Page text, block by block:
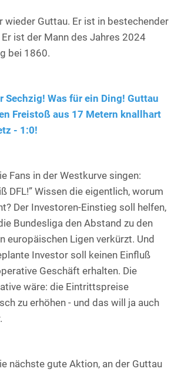
wieder Guttau. Er ist in bestechender
Er ist der Mann des Jahres 2024
bei 1860.
Sechzig! Was für ein Ding! Guttau
Freistoß aus 17 Metern knallhart
- 1:0!
Fans in der Westkurve singen:
DFL!” Wissen die eigentlich, worum
Der Investoren-Einstieg soll helfen,
Bundesliga den Abstand zu den
europäischen Ligen verkürzt. Und
Investor soll keinen Einfluß
Geschäft erhalten. Die
wäre: die Eintrittspreise
zu erhöhen - und das will ja auch
nächste gute Aktion, an der Guttau